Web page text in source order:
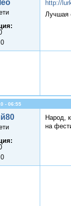
http://
Лучшая
- 06:55
Народ,
на